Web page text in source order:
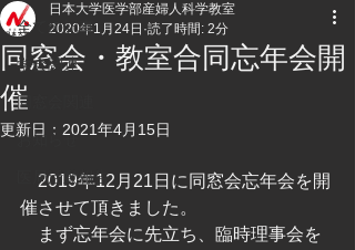
全ての記事
学会関連
同窓会関連
お知らせ
医局活動報告
同窓会・教室合同忘年会開
催
日本大学医学部産婦人科学教室
2020年1月24日 読了時間: 2分
更新日： 2021年4月15日
2019年12月21日に同窓会忘年会を開
催させて頂きました。
まず忘年会に先立ち、臨時理事会を